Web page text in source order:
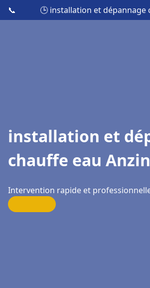
📞 🕒 installation et dépannage
installation et
chauffe eau Anzin
Intervention rapide et